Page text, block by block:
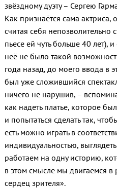
звёздному дуэту – Сергею
Как признаётся сама
считая себя непозволительно
пьесе ей чуть больше 40 лет),
неё не было такой
года назад, до моего ввода в
был уже сложившийся
ничего не нарушив, –
как надеть платье, которое
и попытаться сделать так,
есть можно играть в
индивидуальностью,
работаем на одну историю,
в этом смысле мы двигаемся в
сердец зрителя».